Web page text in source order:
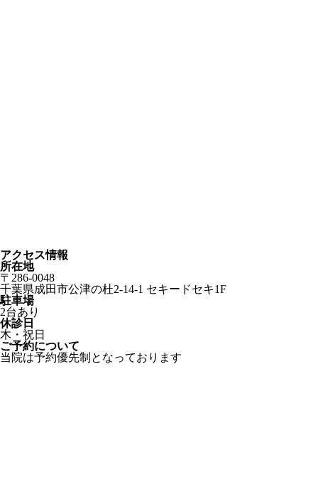
アクセス情報
所在地
〒286-0048
千葉県成田市公津の杜2-14-1 セキードセキ1F
駐車場
2台あり
休診日
木・祝日
ご予約について
当院は予約優先制となっております